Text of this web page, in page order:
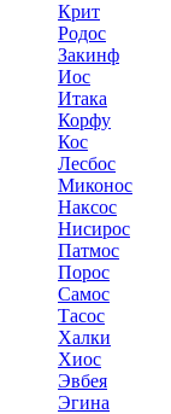
Крит
Родос
Закинф
Иос
Итака
Корфу
Кос
Лесбос
Миконос
Наксос
Нисирос
Патмос
Порос
Самос
Тасос
Халки
Хиос
Эвбея
Эгина